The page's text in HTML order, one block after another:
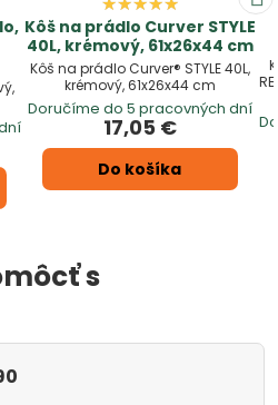
Kôš na prádlo Curver STYLE
40L, krémový, 61x26x44 cm
Kôš na prádlo Curver® STYLE 40L,
krémový, 61x26x44 cm
Doručíme do 5 pracovných dní
17,05 €
Do košíka
s